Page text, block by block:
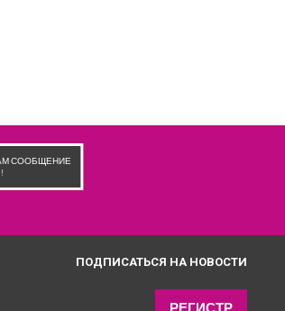
СООБЩЕНИЕ
!
ПОДПИСАТЬСЯ НА НОВОСТИ
РЕГИСТР